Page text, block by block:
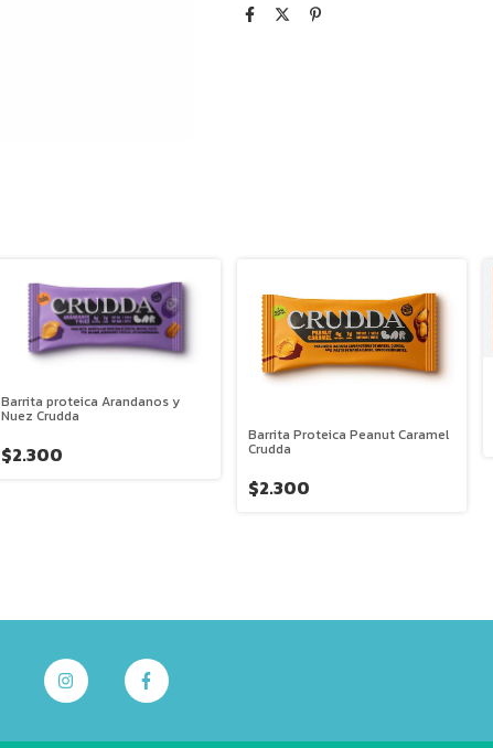
Barrita proteica Arandanos y
Nuez Crudda
$2.300
Barrita Proteica Peanut Caramel
Crudda
$2.300